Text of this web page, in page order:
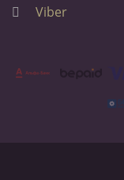
Viber